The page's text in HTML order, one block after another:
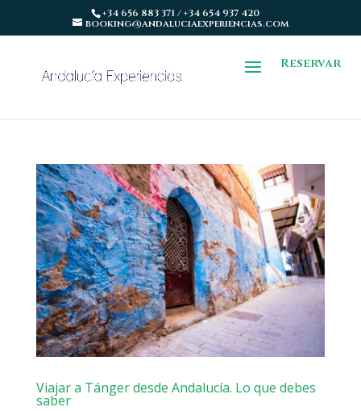
+34 656 883 371 / +34 654 937 420
booking@andaluciaexperiencias.com
Reservar
Viajar a Tánger desde Andalucía. Lo que debes
saber